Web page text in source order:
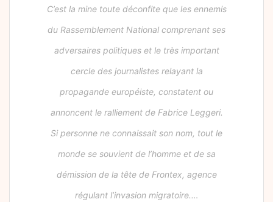
C’est la mine toute déconfite que les ennemis
du Rassemblement National comprenant ses
adversaires politiques et le très important
cercle des journalistes relayant la
propagande européiste, constatent ou
annoncent le ralliement de Fabrice Leggeri.
Si personne ne connaissait son nom, tout le
monde se souvient de l’homme et de sa
démission de la tête de Frontex, agence
régulant l’invasion migratoire.…